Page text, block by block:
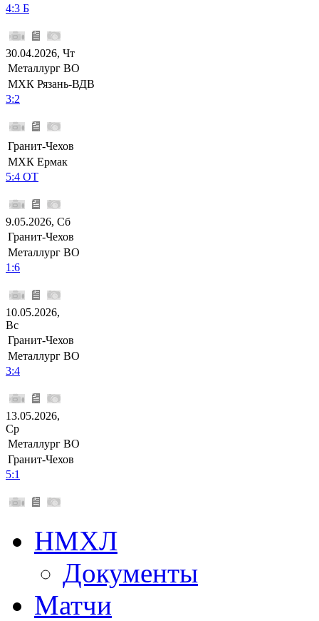
4:3 Б
30.04.2026, Чт
Металлург ВО
МХК Рязань-ВДВ
3:2
Гранит-Чехов
МХК Ермак
5:4 ОТ
9.05.2026, Сб
Гранит-Чехов
Металлург ВО
1:6
10.05.2026,
Вс
Гранит-Чехов
Металлург ВО
3:4
13.05.2026,
Ср
Металлург ВО
Гранит-Чехов
5:1
НМХЛ
Документы
Матчи